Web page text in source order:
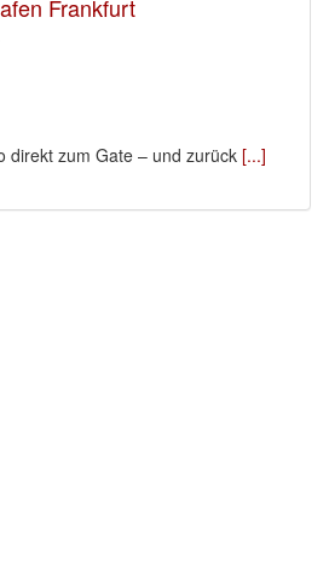
Frankfurt
direkt zum Gate – und zurück [...]